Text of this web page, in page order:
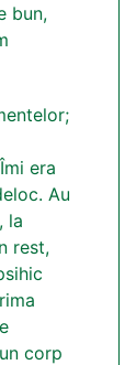
bun,
era
Au
la
rest,
corp